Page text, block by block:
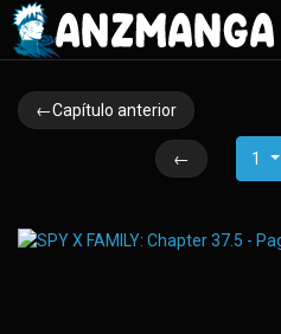
←Capítulo anterior
← 1